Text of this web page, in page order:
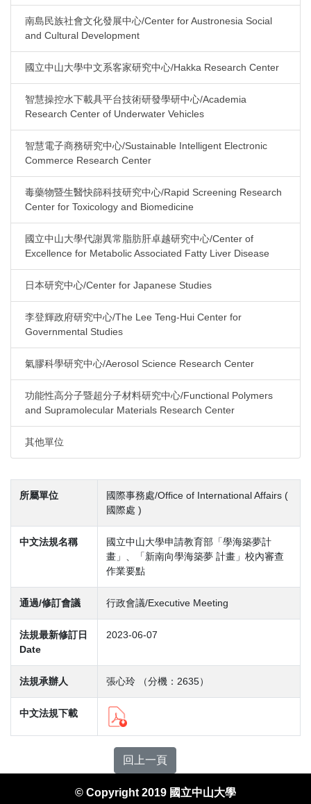
南島民族社會文化發展中心/Center for Austronesia Social
and Cultural Development
國立中山大學中文系客家研究中心/Hakka Research Center
智慧操控水下載具平台技術研發學研中心/Academia
Research Center of Underwater Vehicles
智慧電子商務研究中心/Sustainable Intelligent Electronic
Commerce Research Center
毒藥物暨生醫快篩科技研究中心/Rapid Screening Research
Center for Toxicology and Biomedicine
國立中山大學代謝異常脂肪肝卓越研究中心/Center of
Excellence for Metabolic Associated Fatty Liver Disease
日本研究中心/Center for Japanese Studies
李登輝政府研究中心/The Lee Teng-Hui Center for
Governmental Studies
氣膠科學研究中心/Aerosol Science Research Center
功能性高分子暨超分子材料研究中心/Functional Polymers
and Supramolecular Materials Research Center
其他單位
所屬單位
國際事務處/Office of International Affairs (
國際處 )
中文法規名稱
國立中山大學申請教育部「學海築夢計
畫」、「新南向學海築夢 計畫」校內審查
作業要點
通過/修訂會議 行政會議/Executive Meeting
法規最新修訂日
Date
2023-06-07
法規承辦人 張心玲 （分機：2635）
中文法規下載
回上一頁
© Copyright 2019 國立中山大學